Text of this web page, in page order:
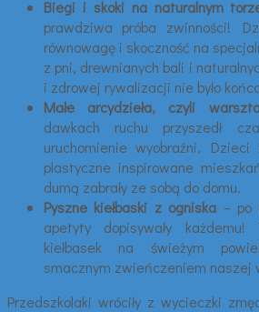
Biegi i skoki na naturalnym
prawdziwa próba zwinności!
równowagę i skoczność na
z pni, drewnianych bali i
i zdrowej rywalizacji nie było
Małe arcydzieła, czyli
dawkach ruchu przyszedł
uruchomienie wyobraźni. Dzieci
plastyczne inspirowane
dumą zabrały ze sobą do domu.
Pyszne kiełbaski z ogniska – po
apetyty dopisywały każdemu!
kiełbasek na świeżym
smacznym zwieńczeniem naszej
Przedszkolaki wróciły z wycieczki